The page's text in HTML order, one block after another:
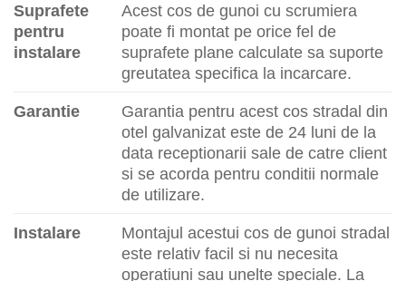
Suprafete
pentru
instalare
Acest cos de gunoi cu scrumiera
poate fi montat pe orice fel de
suprafete plane calculate sa suporte
greutatea specifica la incarcare.
Garantie
Garantia pentru acest cos stradal din
otel galvanizat este de 24 luni de la
data receptionarii sale de catre client
si se acorda pentru conditii normale
de utilizare.
Instalare
Montajul acestui cos de gunoi stradal
este relativ facil si nu necesita
operatiuni sau unelte speciale. La